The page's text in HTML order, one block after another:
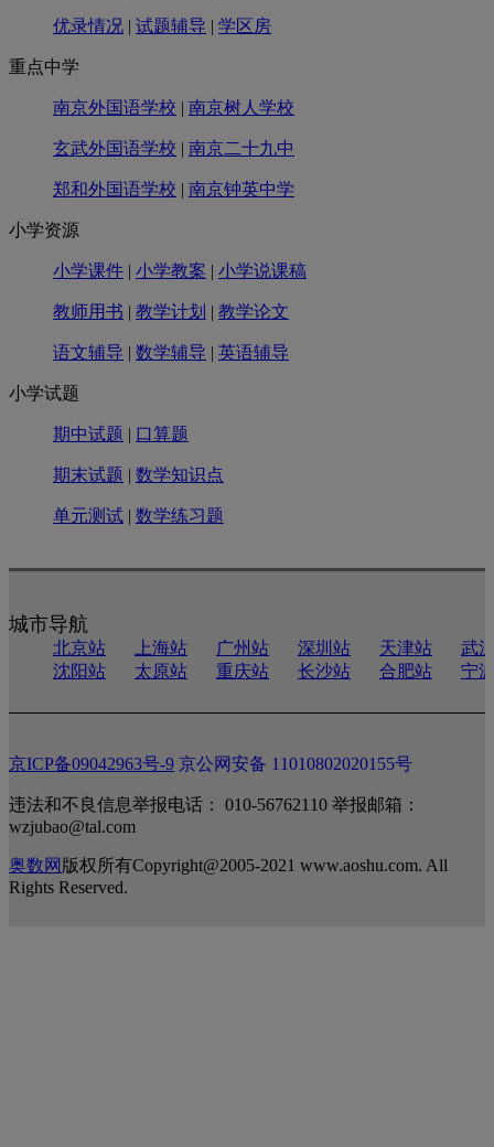
优录情况 | 试题辅导 | 学区房
重点中学
南京外国语学校 | 南京树人学校
玄武外国语学校 | 南京二十九中
郑和外国语学校 | 南京钟英中学
小学资源
小学课件 | 小学教案 | 小学说课稿
教师用书 | 教学计划 | 教学论文
语文辅导 | 数学辅导 | 英语辅导
小学试题
期中试题 | 口算题
期末试题 | 数学知识点
单元测试 | 数学练习题
城市导航
北京站 上海站 广州站 深圳站 天津站
武
沈阳站
太原站 重庆站 长沙站 合肥站 宁
京ICP备09042963号-9 京公网安备 11010802020155号
违法和不良信息举报电话： 010-56762110 举报邮箱：
wzjubao@tal.com
奥数网 版权所有Copyright@2005-2021 www.aoshu.com. All
Rights Reserved.